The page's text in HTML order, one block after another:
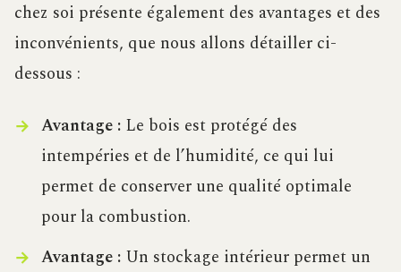
chez soi présente également des avantages et des
inconvénients, que nous allons détailler ci-
dessous :
Avantage :Le bois est protégé des
intempéries et de l’humidité, ce qui lui
permet de conserver une qualité optimale
pour la combustion.
Avantage :Un stockage intérieur permet un